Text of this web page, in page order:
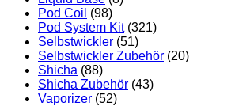
Pod Coil (98)
Pod System Kit (321)
Selbstwickler (51)
Selbstwickler Zubehör (20)
Shicha (88)
Shicha Zubehör (43)
Vaporizer (52)